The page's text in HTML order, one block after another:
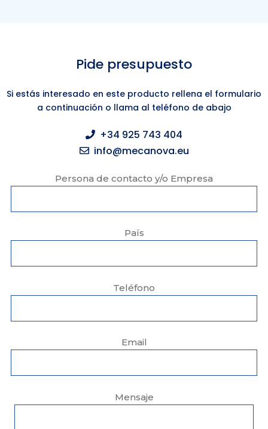
Pide presupuesto
Si estás interesado en este producto rellena el formulario
a continuación o llama al teléfono de abajo
+34 925 743 404
info@mecanova.eu
Persona de contacto y/o Empresa
País
Teléfono
Email
Mensaje